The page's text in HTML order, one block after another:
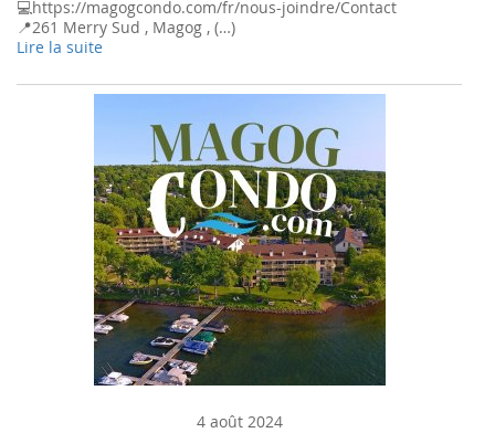
💻https://magogcondo.com/fr/nous-joindre/Contact
📍261 Merry Sud , Magog , (…)
Lire la suite
4 août 2024